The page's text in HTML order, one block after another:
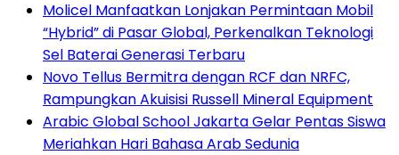
Molicel Manfaatkan Lonjakan Permintaan Mobil
“Hybrid” di Pasar Global, Perkenalkan Teknologi
Sel Baterai Generasi Terbaru
Novo Tellus Bermitra dengan RCF dan NRFC,
Rampungkan Akuisisi Russell Mineral Equipment
Arabic Global School Jakarta Gelar Pentas Siswa
Meriahkan Hari Bahasa Arab Sedunia